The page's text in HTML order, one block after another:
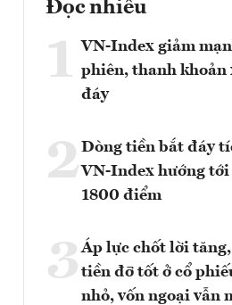
Đọc nhiều
1 VN-Index giảm
phiên, thanh khoản
đáy
2Dòng tiền bắt đáy
VN-Index hướng tới
1800 điểm
3 Áp lực chốt lời
tiền đỡ tốt ở cổ
nhỏ, vốn ngoại vẫn